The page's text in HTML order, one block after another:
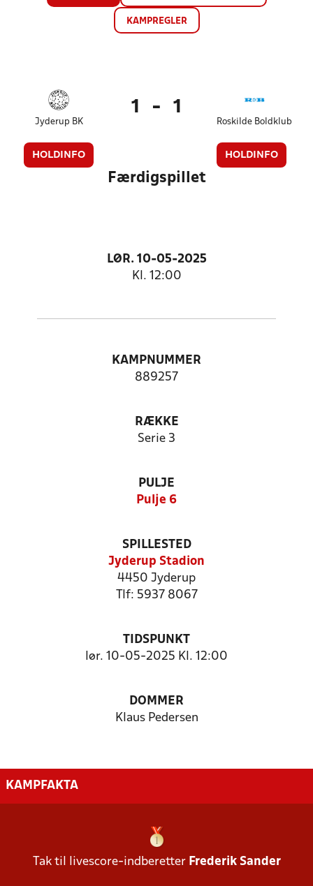
KAMPREGLER
Jyderup BK
HOLDINFO
1 - 1
Roskilde Boldklub
HOLDINFO
Færdigspillet
LØR. 10-05-2025
Kl. 12:00
KAMPNUMMER
889257
RÆKKE
Serie 3
PULJE
Pulje 6
SPILLESTED
Jyderup Stadion
4450 Jyderup
Tlf: 5937 8067
TIDSPUNKT
lør. 10-05-2025 Kl. 12:00
DOMMER
Klaus Pedersen
KAMPFAKTA
Tak til livescore-indberetter Frederik Sander